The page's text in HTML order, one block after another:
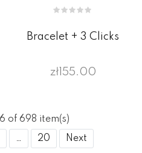
Bracelet + 3 Clicks
zł155.00
of 698 item(s)
… 20 Next